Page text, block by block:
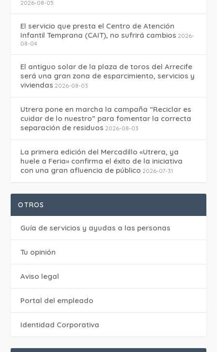
2026-08-05
El servicio que presta el Centro de Atención
Infantil Temprana (CAIT), no sufrirá cambios 2026-
08-04
El antiguo solar de la plaza de toros del Arrecife
será una gran zona de esparcimiento, servicios y
viviendas 2026-08-03
Utrera pone en marcha la campaña “Reciclar es
cuidar de lo nuestro” para fomentar la correcta
separación de residuos 2026-08-03
La primera edición del Mercadillo «Utrera, ya
huele a Feria» confirma el éxito de la iniciativa
con una gran afluencia de público 2026-07-31
OTROS
Guía de servicios y ayudas a las personas
Tu opinión
Aviso legal
Portal del empleado
Identidad Corporativa